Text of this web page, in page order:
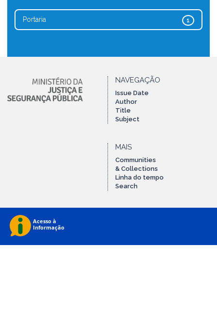
1
Portaria
NAVEGAÇÃO
Issue Date
Author
Title
Subject
MAIS
Communities
& Collections
Linha do tempo
Search